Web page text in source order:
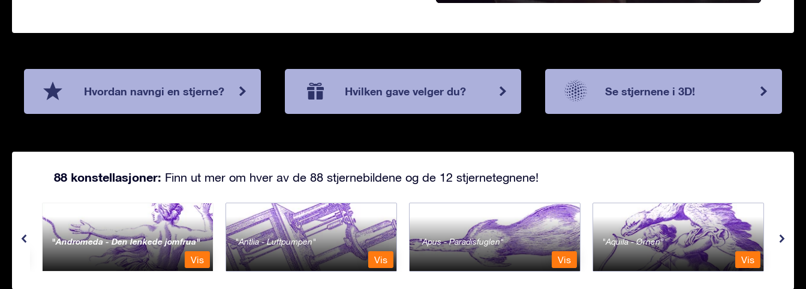
Hvordan navngi en stjerne? Hvilken gave velger du? Se stjernene i 3D!
88 konstellasjoner: Finn ut mer om hver av de 88 stjernebildene og de 12 stjernetegnene!
Andromeda - Den lenkede jomfrua
Vis
Antlia - Luftpumpen
Vis
Apus - Paradisfuglen
Vis
Aquila - Ørnen
Vis